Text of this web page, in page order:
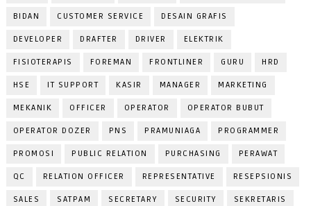
BIDAN CUSTOMER SERVICE DESAIN GRAFIS
DEVELOPER DRAFTER DRIVER ELEKTRIK
FISIOTERAPIS FOREMAN FRONTLINER GURU HRD
HSE IT SUPPORT KASIR MANAGER MARKETING
MEKANIK OFFICER OPERATOR OPERATOR BUBUT
OPERATOR DOZER PNS PRAMUNIAGA PROGRAMMER
PROMOSI PUBLIC RELATION PURCHASING PERAWAT
QC RELATION OFFICER REPRESENTATIVE RESEPSIONIS
SALES SATPAM SECRETARY SECURITY SEKRETARIS